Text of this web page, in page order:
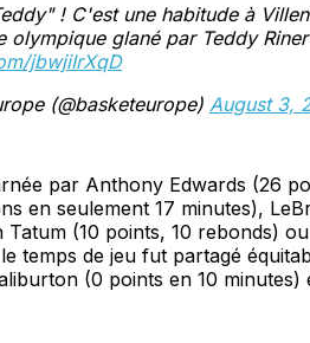
! C'est une habitude à
olympique glané par Teddy
jbwjiIrXqD
(@basketeurope) August 3,
par Anthony Edwards (26
en seulement 17 minutes),
Tatum (10 points, 10 rebonds)
temps de jeu fut partagé
(0 points en 10